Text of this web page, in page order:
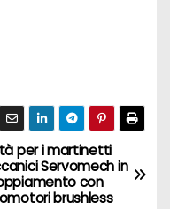
per i martinetti
Servomech in
con
brushless